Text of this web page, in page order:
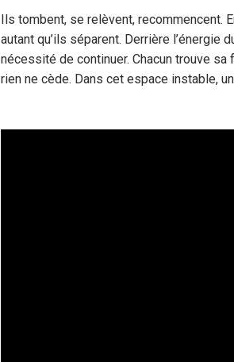
Ils tombent, se relèvent, recommencent.
autant qu’ils séparent. Derrière l’énergie
nécessité de continuer. Chacun trouve sa
rien ne cède. Dans cet espace instable,